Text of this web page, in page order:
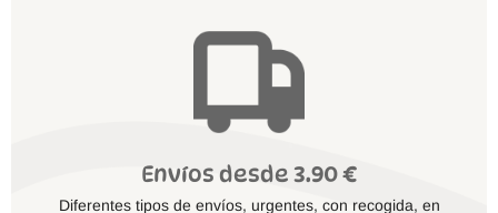
Envíos desde 3.90 €
Diferentes tipos de envíos, urgentes, con recogida, en